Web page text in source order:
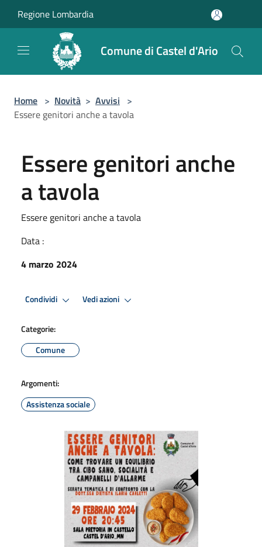
Regione Lombardia
Comune di Castel d'Ario
Home > Novità > Avvisi >
Essere genitori anche a tavola
Essere genitori anche
a tavola
Essere genitori anche a tavola
Data :
4 marzo 2024
Condividi Vedi azioni
Categorie:
Comune
Argomenti:
Assistenza sociale